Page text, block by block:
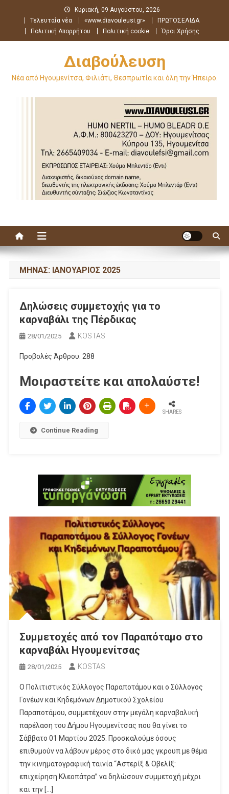
περιεχόμενο
Κυριακή, 09 Αυγούστου, 2026
Τελευταία νέα
«www.diavouleusi.gr»
ΠΡΩΤΟΣΕΛΙΔΑ
Πολιτική Απορρήτου
Πολιτική cookie Όροι Χρήσης
Διαβούλευση
Νέα από Ηγουμενίτσα, Φιλιάτι, Θεσπρωτία και όλη την Ήπειρο.
ΜΉΝΑΣ: ΙΑΝΟΥΆΡΙΟΣ 2025
Δηλώσεις συμμετοχής για το
καρναβάλι της Πέρδικας
28/01/2025 KOSTAS
Προβολές Άρθρου: 288
Μοιραστείτε και απολαύστε!
SHARES
Continue Reading
Συμμετοχές από τον Παραπόταμο στο
καρναβάλι Ηγουμενίτσας
28/01/2025 KOSTAS
Ο Πολιτιστικός Σύλλογος Παραποτάμου και ο Σύλλογος
Γονέων και Κηδεμόνων Δημοτικού Σχολείου
Παραποτάμου, συμμετέχουν στην μεγάλη καρναβαλική
παρέλαση του Δήμου Ηγουμενίτσας που θα γίνει το
Σάββατο 01 Μαρτίου 2025. Προσκαλούμε όσους
επιθυμούν να λάβουν μέρος στο δικό μας γκρουπ με θέμα
την κινηματογραφική ταινία “Αστερίξ & Οβελίξ:
επιχείρηση Κλεοπάτρα” να δηλώσουν συμμετοχή μέχρι
και την […]